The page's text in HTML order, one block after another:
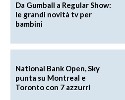
Da Gumball a Regular Show:
le grandi novità tv per
bambini
National Bank Open, Sky
punta su Montreal e
Toronto con 7 azzurri